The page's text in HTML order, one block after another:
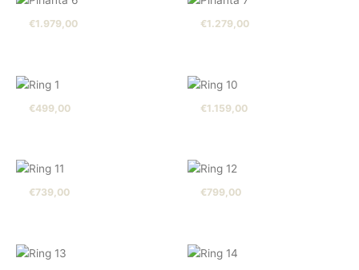
€1.979,00 €1.279,00
€499,00 €1.159,00
€739,00 €799,00